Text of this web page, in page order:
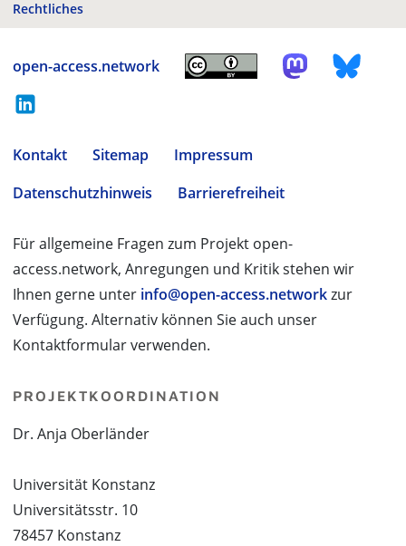
Rechtliches
open-access.network
Kontakt Sitemap
Impressum
Datenschutzhinweis
Barrierefreiheit
Für allgemeine Fragen zum Projekt open-
access.network, Anregungen und Kritik stehen wir
Ihnen gerne unter info@open-access.networkzur
Verfügung. Alternativ können Sie auch unser
Kontaktformular verwenden.
PROJEKTKOORDINATION
Dr. Anja Oberländer
Universität Konstanz
Universitätsstr. 10
78457 Konstanz